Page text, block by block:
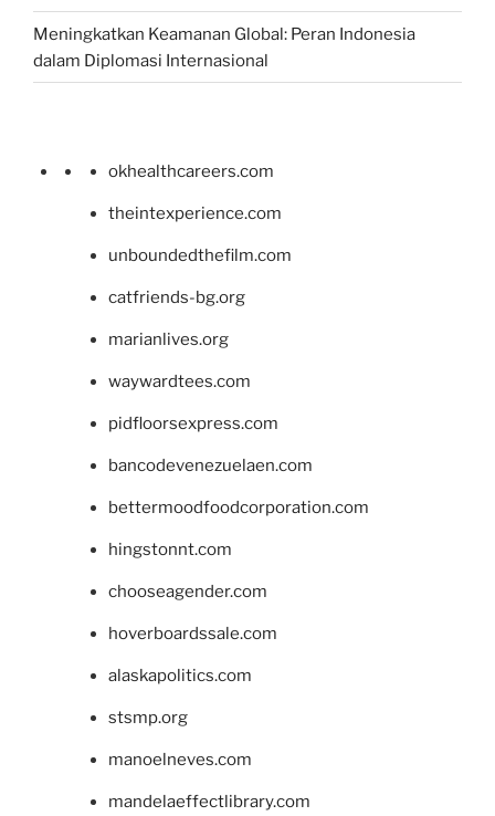
Meningkatkan Keamanan Global: Peran Indonesia
dalam Diplomasi Internasional
okhealthcareers.com
theintexperience.com
unboundedthefilm.com
catfriends-bg.org
marianlives.org
waywardtees.com
pidfloorsexpress.com
bancodevenezuelaen.com
bettermoodfoodcorporation.com
hingstonnt.com
chooseagender.com
hoverboardssale.com
alaskapolitics.com
stsmp.org
manoelneves.com
mandelaeffectlibrary.com